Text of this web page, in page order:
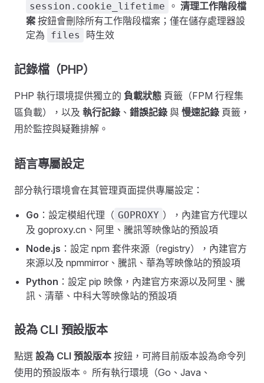
session.cookie_lifetime 。 清理工作階段檔
案 按鈕會刪除所有工作階段檔案；僅在儲存處理器設
定為
files 時生效
記錄檔（PHP）
PHP 執行環境提供獨立的 負載狀態 頁籤（FPM 行程集
區負載），以及 執行記錄 、 錯誤記錄 與 慢速記錄 頁籤，
用於監控與疑難排解。
語言專屬設定
部分執行環境會在其管理頁面提供專屬設定：
Go ：設定模組代理（ GOPROXY ），內建官方代理以
及 goproxy.cn、阿里、騰訊等映像站的預設項
Node.js ：設定 npm 套件來源（registry），內建官方
來源以及 npmmirror、騰訊、華為等映像站的預設項
Python ：設定 pip 映像，內建官方來源以及阿里、騰
訊、清華、中科大等映像站的預設項
設為 CLI 預設版本
點選 設為 CLI 預設版本 按鈕，可將目前版本設為命令列
使用的預設版本。 所有執行環境（Go、Java、